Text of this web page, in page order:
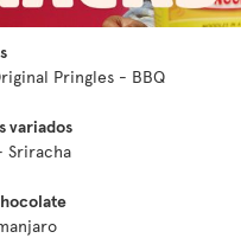
Pringles - BBQ
variados
Sriracha